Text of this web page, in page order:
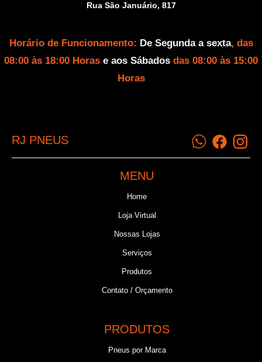
Rua São Januário, 817
Horário de Funcionamento: De Segunda a sexta, das
08:00 às 18:00 Horas e aos Sábados das 08:00 às 15:00
Horas
RJ PNEUS
MENU
Home
Loja Virtual
Nossas Lojas
Serviços
Produtos
Contato / Orçamento
PRODUTOS
Pneus por Marca